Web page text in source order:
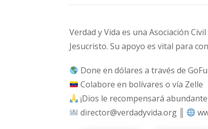
Verdad y Vida es una Asociación
Jesucristo. Su apoyo es vital para
Done en dólares a través de
Colabore en bolívares o vía Zelle
¡Dios le recompensará
director@verdadyvida.org ║